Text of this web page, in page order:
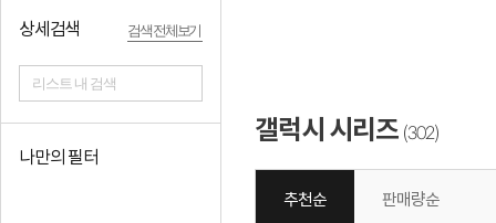
상세검색 검색 전체보기
리스트 내 검색
나만의 필터
갤럭시 시리즈 (302)
추천순 판매량순